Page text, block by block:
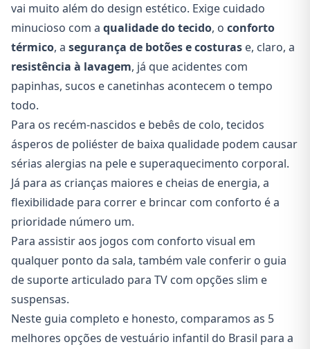
vai muito além do design estético. Exige cuidado
minucioso com a qualidade do tecido, o conforto
térmico, a segurança de botões e costuras e, claro, a
resistência à lavagem, já que acidentes com
papinhas, sucos e canetinhas acontecem o tempo
todo.
Para os recém-nascidos e bebês de colo, tecidos
ásperos de poliéster de baixa qualidade podem causar
sérias alergias na pele e superaquecimento corporal.
Já para as crianças maiores e cheias de energia, a
flexibilidade para correr e brincar com conforto é a
prioridade número um.
Para assistir aos jogos com conforto visual em
qualquer ponto da sala, também vale conferir o guia
desuporte articulado para TV com opções slim e
suspensas.
Neste guia completo e honesto, comparamos as 5
melhores opções de vestuário infantil do Brasil para a